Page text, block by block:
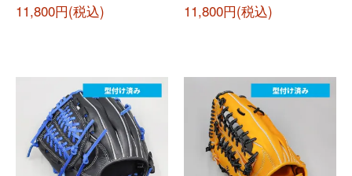
11,800円(税込) 11,800円(税込)